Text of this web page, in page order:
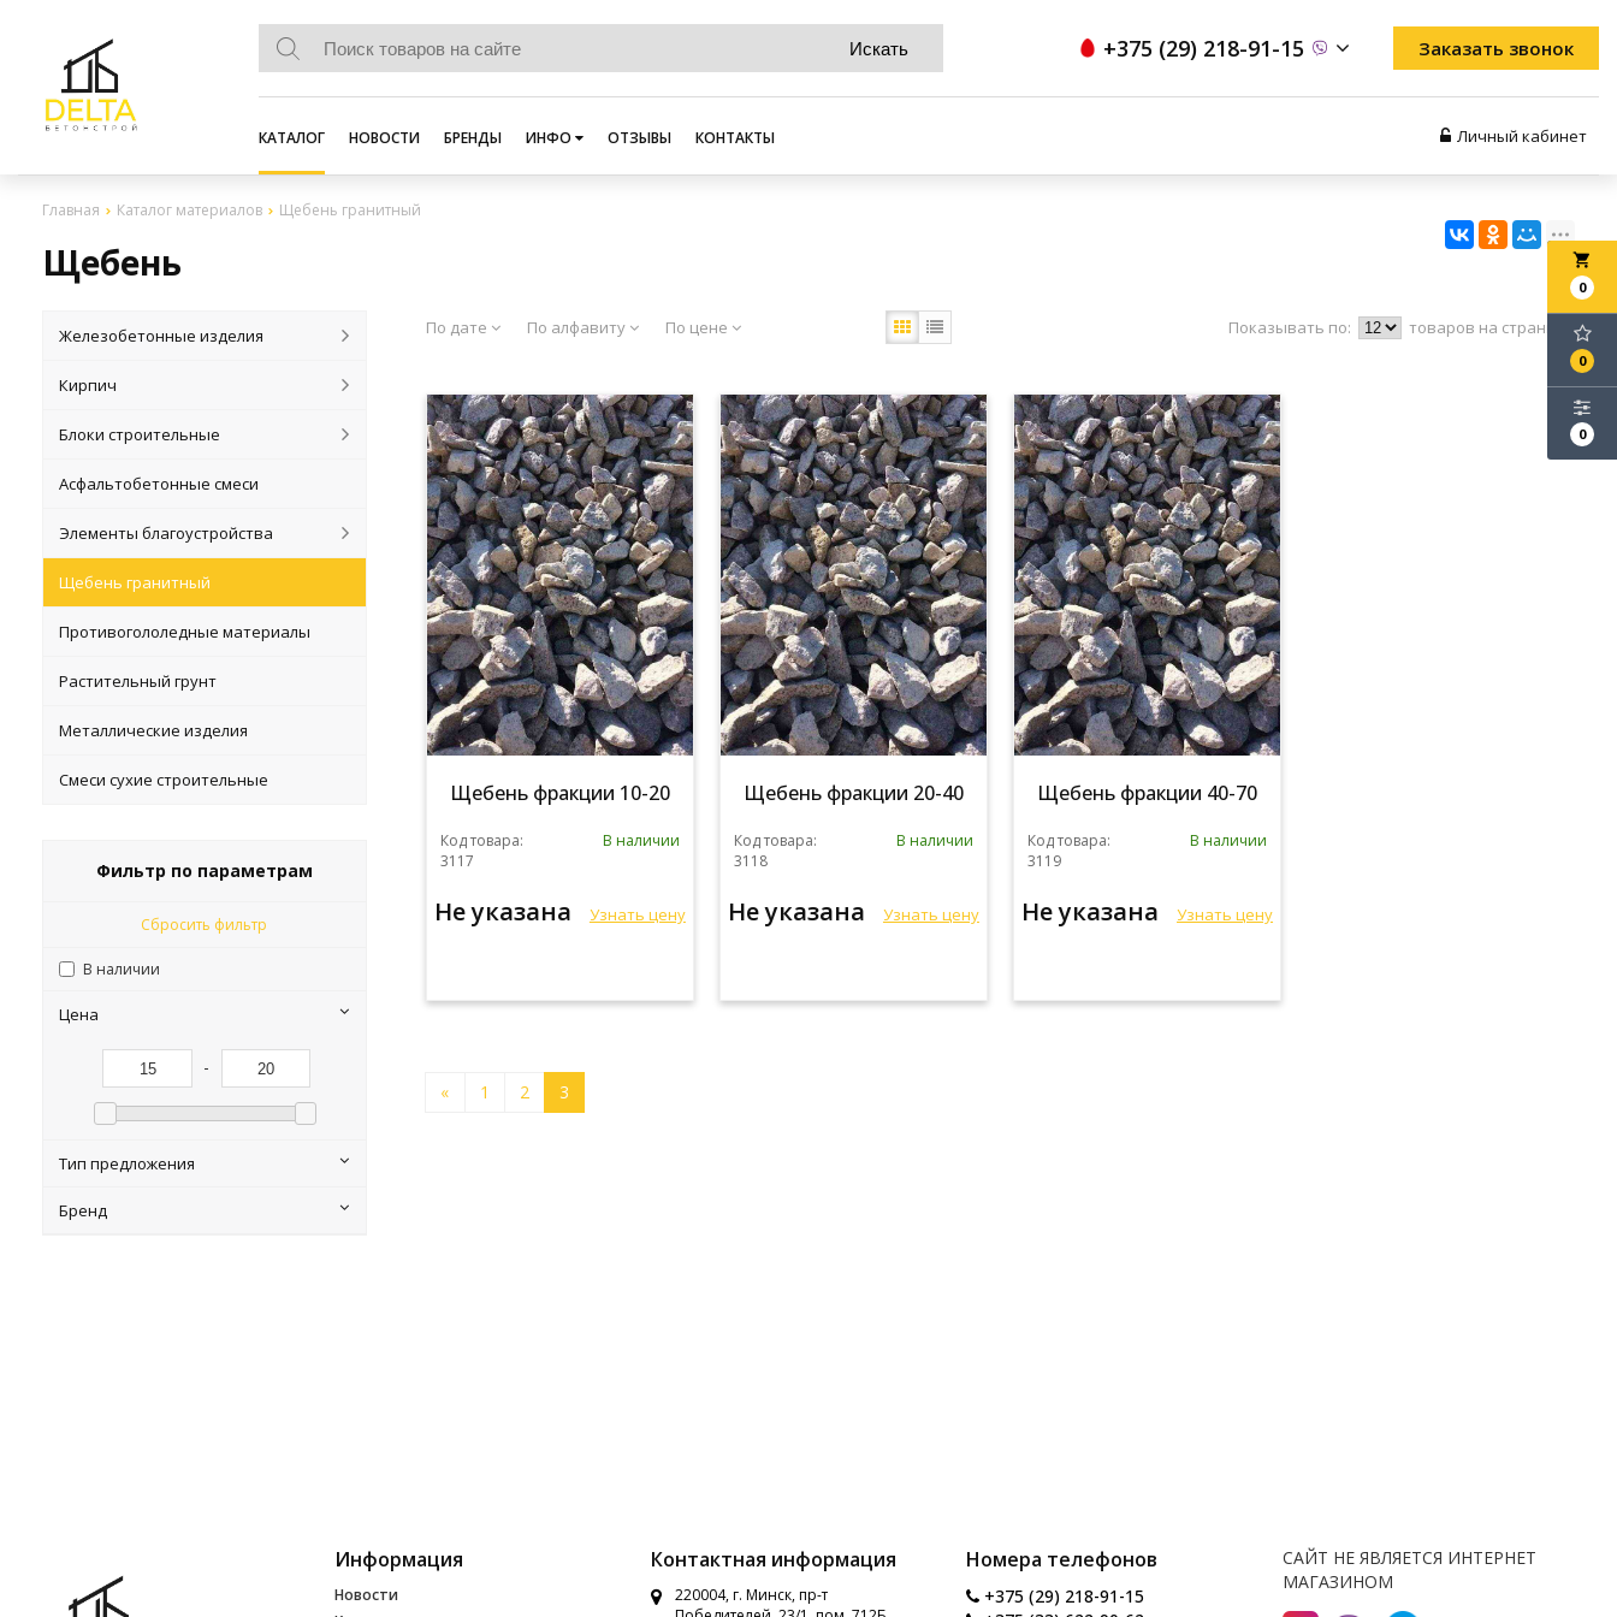
+375 (29) 218-91-15 Заказать звонок
КАТАЛОГ НОВОСТИ БРЕНДЫ ИНФО ОТЗЫВЫ КОНТАКТЫ Личный кабинет
Главная Каталог материалов Щебень гранитный
Щебень local_grocery_store
0
0
0
Железобетонные изделия
Кирпич
Блоки строительные
Асфальтобетонные смеси
Элементы благоустройства
Щебень гранитный
Противогололедные материалы
Растительный грунт
Металлические изделия
Смеси сухие строительные
Фильтр по параметрам
Сбросить фильтр
В наличии
Цена
-
Тип предложения
Бренд
По дате По алфавиту По цене Показывать по: товаров на странице
Щебень фракции 10-20
Код товара:
3117
В наличии
Не указана Узнать цену
Щебень фракции 20-40
Код товара:
3118
В наличии
Не указана Узнать цену
Щебень фракции 40-70
Код товара:
3119
В наличии
Не указана Узнать цену
« 1 2 3
Информация
Новости
Контактная информация
220004, г. Минск, пр-т
Номера телефонов
+375 (29) 218-91-15
САЙТ НЕ ЯВЛЯЕТСЯ ИНТЕРНЕТ
МАГАЗИНОМ